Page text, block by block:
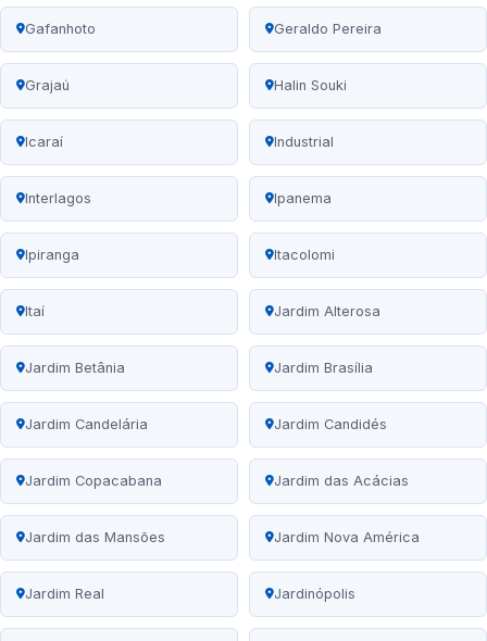
Gafanhoto Geraldo Pereira
Grajaú Halin Souki
Icaraí Industrial
Interlagos Ipanema
Ipiranga Itacolomi
Itaí Jardim Alterosa
Jardim Betânia Jardim Brasília
Jardim Candelária Jardim Candidés
Jardim Copacabana Jardim das Acácias
Jardim das Mansões Jardim Nova América
Jardim Real Jardinópolis